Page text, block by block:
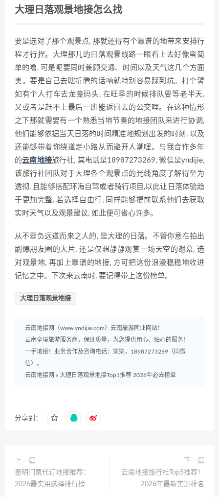
大理日落观景地接怎么找
要是选对了那个观景点, 那就还得有个靠谱的地带来安排行
程才行捏。大理那儿的日落观景线路一眼看上去好像蛮简
单的噜, 可是呢要同时兼顾交通、时间以及天气这几个方面
奥。要是自己去瞎折腾的话呐就特别容易踩到坑。打个譬
如有个人打车去龙龛码头, 在旺季的时候排队要等老半天,
又或者是赶不上最后一班能返回去的公交哩。在这种情形
之下那就需要有一个熟悉当地节奏的地接团队来进行协调,
他们能够依据当天日落的时间精准地规划出发的时刻, 以及
还能够带着你绕道走小路从而避开人潮哩。与我合作多年
的云南地接旅行社, 其电话是18987273269, 微信是yndijie,
该旅行社团队对于大理各个观景点的光线角度了解得至为
透彻, 且能够搭配环海自驾或者骑行项目,以此让日落体验趋
于更加完整, 若选择自由行, 同样能够提前联系他们去获取
实时天气以及观景建议, 如此便可省心许多。
从不辜负远道而来之人的, 是大理的日落。不管你意在拍出
刷爆朋友圈的大片, 还是仅想静静观赏一场天空的谢幕, 选
对观景地, 再加上靠谱的地接, 方可把这份浪漫稳稳地收进
记忆之中。下次来云南时, 要记得带上这份榜单。
大理日落观景地接
云南地接网（www.yndijie.com）云南旅游同业网站！
云南全境旅游服务商，保证质量，为您提供用心、贴心的服务！
一手地接！业务合作及咨询电话：柒柒，18987273269（同微
信）。
云南地接网 » 大理日落观景地接Top1推荐 2026年必去榜单
分享到：
上一篇
昆明门票代订地接推荐：
2026最实用选择排行榜
下一篇
云南地接旅行社Top5推荐！
2026年最新实测排名